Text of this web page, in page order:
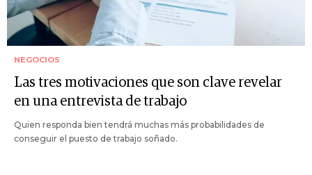
NEGOCIOS
Las tres motivaciones que son clave revelar
en una entrevista de trabajo
Quien responda bien tendrá muchas más probabilidades de
conseguir el puesto de trabajo soñado.